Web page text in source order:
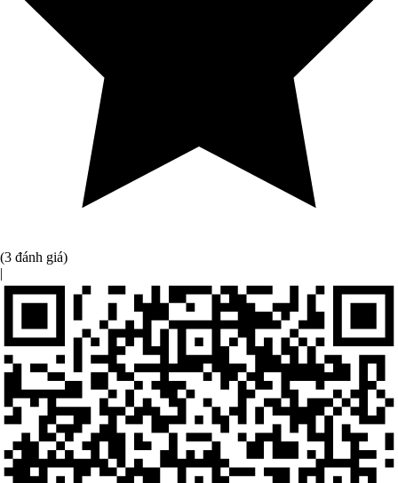
(3 đánh giá)
|